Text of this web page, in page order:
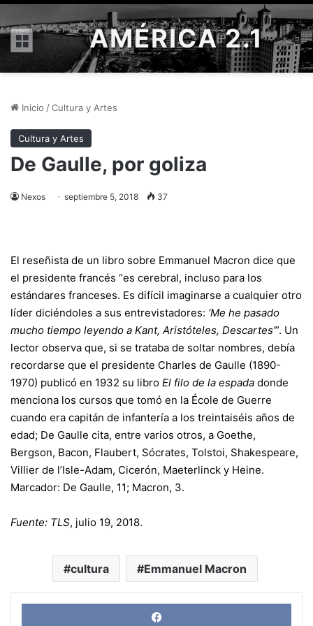
Menú AMÉRICA 2.1
Inicio /Cultura y Artes
Cultura y Artes
De Gaulle, por goliza
Nexos septiembre 5, 2018 37
El reseñista de un libro sobre Emmanuel Macron dice que
el presidente francés “es cerebral, incluso para los
estándares franceses. Es difícil imaginarse a cualquier otro
líder diciéndoles a sus entrevistadores: ‘Me he pasado
mucho tiempo leyendo a Kant, Aristóteles, Descartes’”. Un
lector observa que, si se trataba de soltar nombres, debía
recordarse que el presidente Charles de Gaulle (1890-
1970) publicó en 1932 su libro El filo de la espada donde
menciona los cursos que tomó en la École de Guerre
cuando era capitán de infantería a los treintaiséis años de
edad; De Gaulle cita, entre varios otros, a Goethe,
Bergson, Bacon, Flaubert, Sócrates, Tolstoi, Shakespeare,
Villier de l’Isle-Adam, Cicerón, Maeterlinck y Heine.
Marcador: De Gaulle, 11; Macron, 3.
Fuente: TLS, julio 19, 2018.
cultura Emmanuel Macron